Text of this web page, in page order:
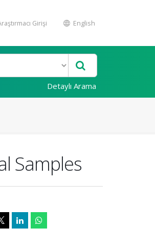
Girişi English
Detaylı Arama
Samples